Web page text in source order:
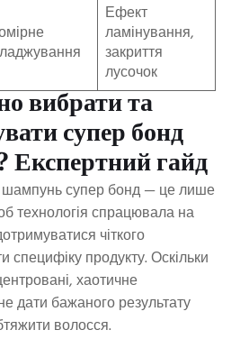
Ефект
ламінування,
закриття
лусочок
вибрати та
супер бонд
Експертний гайд
шампунь супер бонд — це лише
технологія спрацювала на
чіткого
специфіку продукту. Оскільки
хаотичне
дати бажаного результату
волосся.